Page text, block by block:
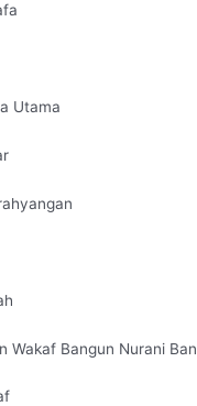
Utama
Wakaf Bangun Nurani